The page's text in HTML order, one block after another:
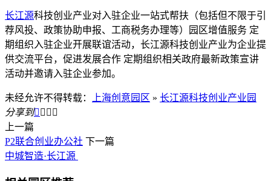
长江源科技创业产业对入驻企业一站式帮扶（包括但不限于引
荐风投、政策协助申报、工商税务办理等）园区增值服务 定
期组织入驻企业开展联谊活动，长江源科技创业产业为企业提
供交流平台，促进发展合作 定期组织相关政府最新政策宣讲
活动并邀请入驻企业参加。
未经允许不得转载： 上海创意园区 » 长江源科技创业产业园
分享到   
上一篇
P2联合创业办公社 下一篇
中城智造·长江源